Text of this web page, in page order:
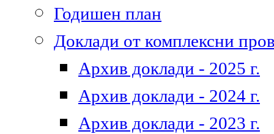
Годишен план
Доклади от комплексни
Архив доклади - 2025 г.
Архив доклади - 2024 г.
Архив доклади - 2023 г.